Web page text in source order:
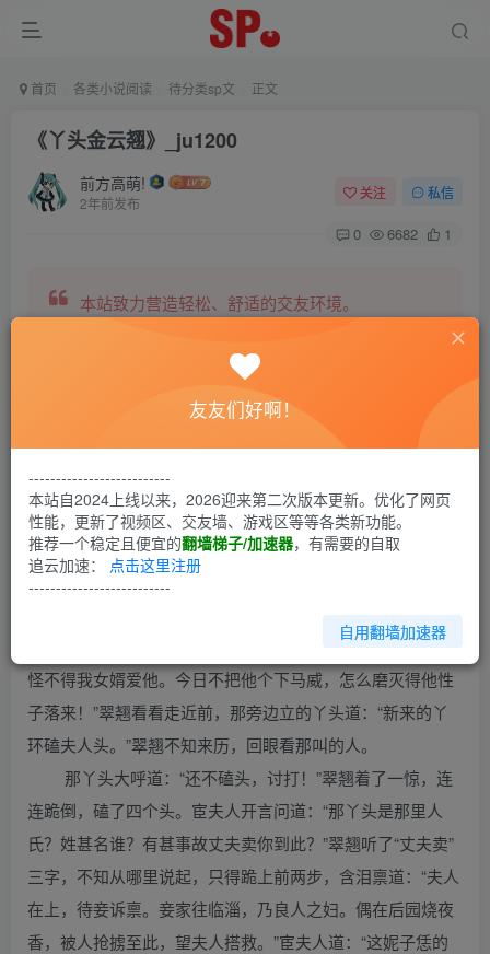
首页 各类小说阅读 待分类sp文 正文
《丫头金云翘》_ju1200
前方高萌!
2年前发布
关注 私信
0 6682 1
本站致力营造轻松、舒适的交友环境。
另有小说阅读站点，网罗包括训诫文、腐文在内的
第1回
第一十四回
此时乃暮春时节，已是单夹之衣。翠翘身穿月白绸纱
上堂来，果是风流齐整。宦夫人看了道：“果然好一个美品，
怪不得我女婿爱他。今日不把他个下马威，怎么磨灭得他性
子落来！”翠翘看看走近前，那旁边立的丫头道：“新来的丫
环磕夫人头。”翠翘不知来历，回眼看那叫的人。
那丫头大呼道：“还不磕头，讨打！”翠翘着了一惊，连
连跪倒，磕了四个头。宦夫人开言问道：“那丫头是那里人
氏？姓甚名谁？有甚事故丈夫卖你到此？”翠翘听了“丈夫卖”
三字，不知从哪里说起，只得跪上前两步，含泪禀道：“夫人
在上，待妾诉禀。妾家往临淄，乃良人之妇。偶在后园烧夜
香，被人抢掳至此，望夫人搭救。”宦夫人道：“这妮子恁的
友友们好啊！
--------------------------
本站自2024上线以来，2026迎来第二次版本更新。优化了网页
性能，更新了视频区、交友墙、游戏区等等各类新功能。
推荐一个稳定且便宜的翻墙梯子/加速器，有需要的自取
追云加速： 点击这里注册
--------------------------
自用翻墙加速器